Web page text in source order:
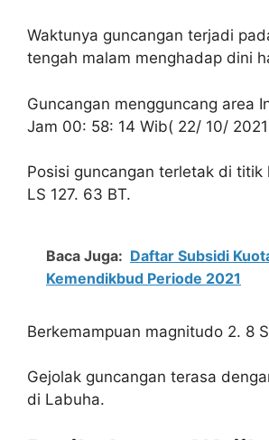
Waktunya guncangan terjadi
tengah malam menghadap dini
Guncangan mengguncang area
Jam 00: 58: 14 Wib( 22/ 10/
Posisi guncangan terletak di titik
LS 127. 63 BT.
Baca Juga: Daftar Subsidi
Kemendikbud Periode 2021
Berkemampuan magnitudo 2. 8
Gejolak guncangan terasa
di Labuha.